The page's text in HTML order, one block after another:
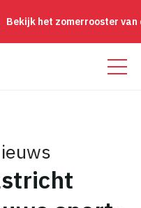
het zomerrooster van de